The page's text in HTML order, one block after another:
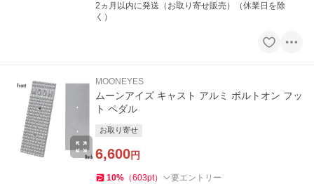
2ヵ月以内に発送（お取り寄せ販売）（休業日を除
く）
MOONEYES
ムーンアイズ キャスト アルミ ボルトオン フッ
ト ペダル
お取り寄せ
6,600円
10% （603pt） 要エントリー